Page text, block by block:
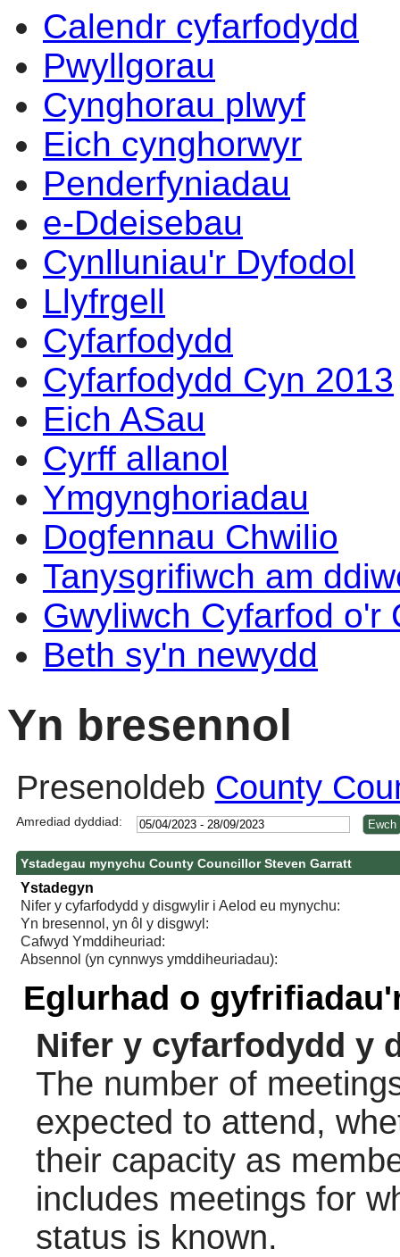
Calendr cyfarfodydd
Pwyllgorau
Cynghorau plwyf
Eich cynghorwyr
Penderfyniadau
e-Ddeisebau
Cynlluniau'r Dyfodol
Llyfrgell
Cyfarfodydd
Cyfarfodydd Cyn 2013
Eich ASau
Cyrff allanol
Ymgynghoriadau
Dogfennau Chwilio
Tanysgrifiwch am
Gwyliwch Cyfarfod o'r
Beth sy'n newydd
Yn bresennol
Presenoldeb County
Amrediad dyddiad:
Ystadegau mynychu County Councillor Steven Garratt
Ystadegyn
Nifer y cyfarfodydd y disgwylir i Aelod eu mynychu:
Yn bresennol, yn ôl y disgwyl:
Cafwyd Ymddiheuriad:
Absennol (yn cynnwys ymddiheuriadau):
Eglurhad o
Nifer y cyfarfodydd y
The number of
expected to attend,
their capacity as
includes meetings for
status is known.
14:00
14:00
14:00
14:00
14:00
14:00
14:00
14:00
14:00
14:00
14:00
14:00
10:00
10:00
17:00
09:30
17:00